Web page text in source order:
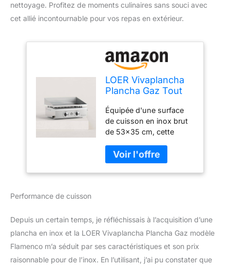
nettoyage. Profitez de moments culinaires sans souci avec
cet allié incontournable pour vos repas en extérieur.
LOER Vivaplancha
Plancha Gaz Tout
Anti-adhésive et
Nettoyage Facile
modèle Flamenco
Équipée d'une surface
de cuisson en inox brut
de 53x35 cm, cette
par 2 brûleurs d'une
puissance de 5 kW Cette
combinaison de taille et
personnes, offrant des
températures proches de
300 degrés en moins de
15 minutes ! Plaque en
Inox alimentaire de 6mm
Performance de cuisson
Depuis un certain temps, je réfléchissais à l’acquisition d’une
plancha en inox et la LOER Vivaplancha Plancha Gaz modèle
Flamenco m’a séduit par ses caractéristiques et son prix
raisonnable pour de l’inox. En l’utilisant, j’ai pu constater que